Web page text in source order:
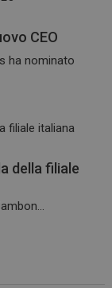
CEO
ha nominato
della filiale